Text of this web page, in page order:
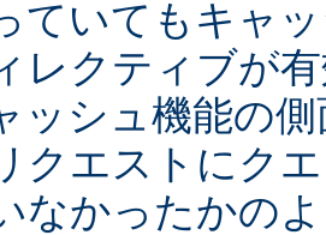
ていてもキャ
レクティブが
ッシュ機能の
クエストにク
なかったかの